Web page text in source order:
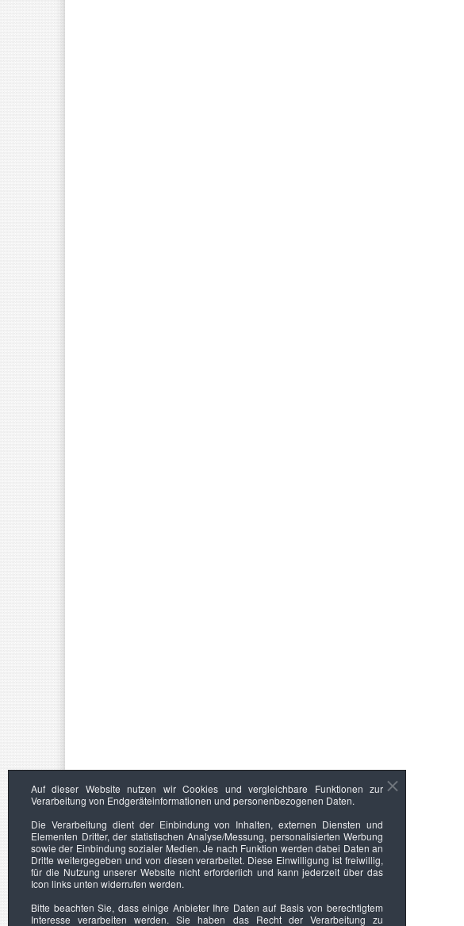
Auf dieser Website nutzen wir Cookies und vergleichbare Funktionen zur
Verarbeitung von Endgeräteinformationen und personenbezogenen Daten.
Die Verarbeitung dient der Einbindung von Inhalten, externen Diensten und
Elementen Dritter, der statistischen Analyse/Messung, personalisierten Werbung
sowie der Einbindung sozialer Medien. Je nach Funktion werden dabei Daten an
Dritte weitergegeben und von diesen verarbeitet. Diese Einwilligung ist freiwillig,
für die Nutzung unserer Website nicht erforderlich und kann jederzeit über das
Icon links unten widerrufen werden.
Bitte beachten Sie, dass einige Anbieter Ihre Daten auf Basis von berechtigtem
Interesse verarbeiten werden. Sie haben das Recht der Verarbeitung zu